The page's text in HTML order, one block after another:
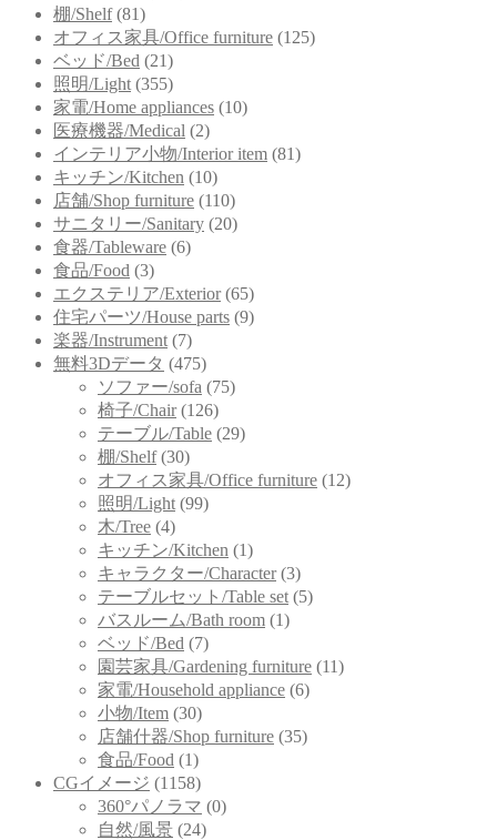
棚/Shelf (81)
オフィス家具/Office furniture (125)
ベッド/Bed (21)
照明/Light (355)
家電/Home appliances (10)
医療機器/Medical (2)
インテリア小物/Interior item (81)
キッチン/Kitchen (10)
店舗/Shop furniture (110)
サニタリー/Sanitary (20)
食器/Tableware (6)
食品/Food (3)
エクステリア/Exterior (65)
住宅パーツ/House parts (9)
楽器/Instrument (7)
無料3Dデータ (475)
ソファー/sofa (75)
椅子/Chair (126)
テーブル/Table (29)
棚/Shelf (30)
オフィス家具/Office furniture (12)
照明/Light (99)
木/Tree (4)
キッチン/Kitchen (1)
キャラクター/Character (3)
テーブルセット/Table set (5)
バスルーム/Bath room (1)
ベッド/Bed (7)
園芸家具/Gardening furniture (11)
家電/Household appliance (6)
小物/Item (30)
店舗什器/Shop furniture (35)
食品/Food (1)
CGイメージ (1158)
360°パノラマ (0)
自然/風景 (24)